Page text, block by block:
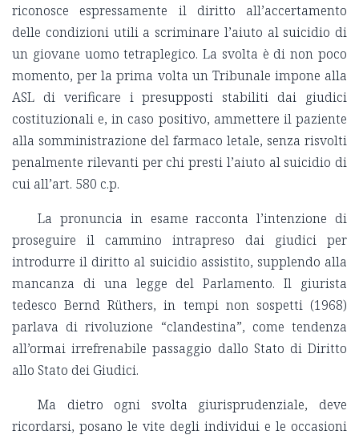
riconosce espressamente il diritto all’accertamento
delle condizioni utili a scriminare l’aiuto al suicidio di
un giovane uomo tetraplegico. La svolta è di non poco
momento, per la prima volta un Tribunale impone alla
ASL di verificare i presupposti stabiliti dai giudici
costituzionali e, in caso positivo, ammettere il paziente
alla somministrazione del farmaco letale, senza risvolti
penalmente rilevanti per chi presti l’aiuto al suicidio di
cui all’art. 580 c.p.
La pronuncia in esame racconta l’intenzione di
proseguire il cammino intrapreso dai giudici per
introdurre il diritto al suicidio assistito, supplendo alla
mancanza di una legge del Parlamento. Il giurista
tedesco Bernd Rüthers, in tempi non sospetti (1968)
parlava di rivoluzione “clandestina”, come tendenza
all’ormai irrefrenabile passaggio dallo Stato di Diritto
allo Stato dei Giudici.
Ma dietro ogni svolta giurisprudenziale, deve
ricordarsi, posano le vite degli individui e le occasioni